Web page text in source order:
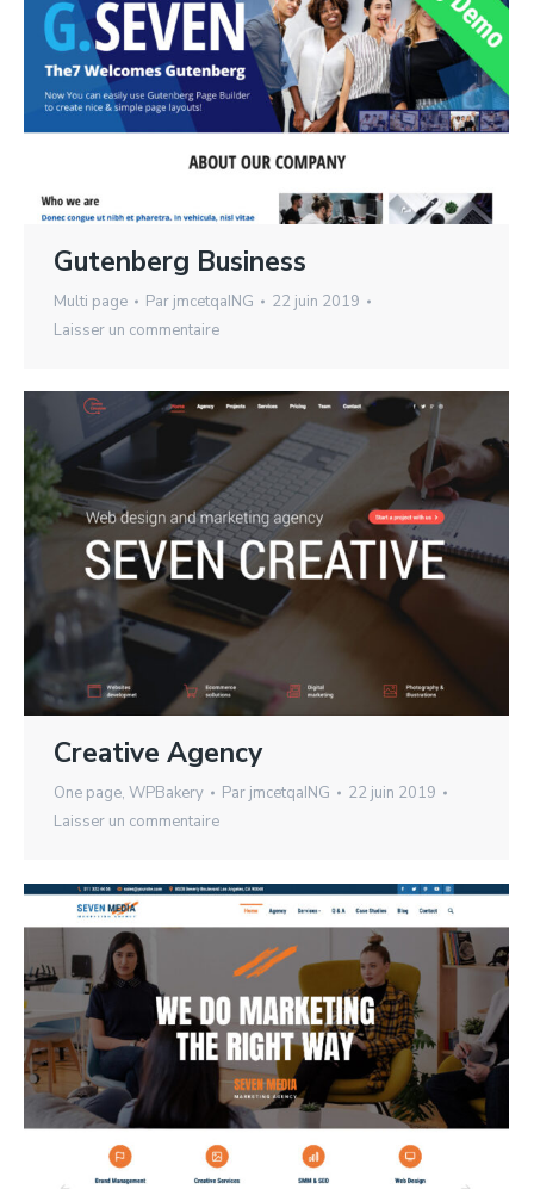
Gutenberg Business
Multi page Par jmcetqaING
22 juin 2019
Laisser un commentaire
Creative Agency
One page, WPBakery Par jmcetqaING
22 juin 2019
Laisser un commentaire